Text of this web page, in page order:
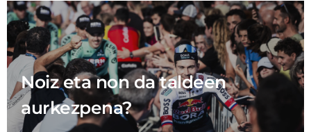
Noiz eta non da taldeen
aurkezpena?